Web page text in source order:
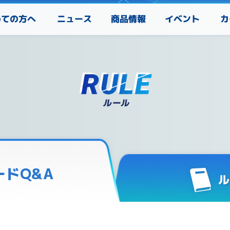
の方へ ニュース 商品情報 イベント
ドQ&A